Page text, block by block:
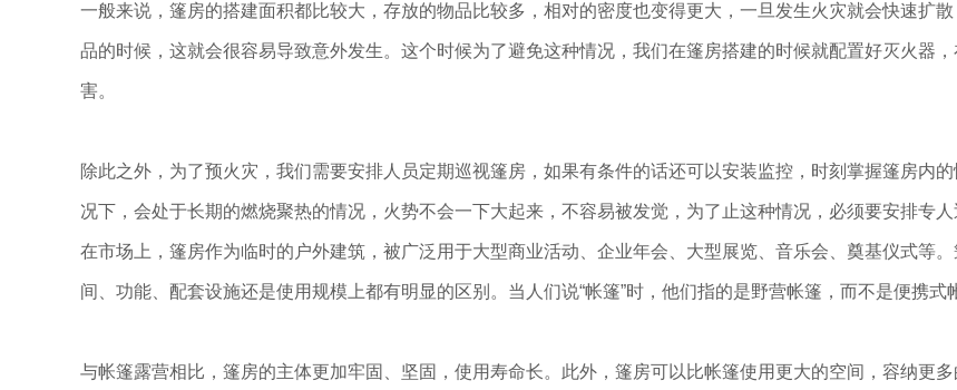
一般来说，篷房的搭建面积都比较大，存放的物品比较多，相对的密度也变得更大，一旦发生火灾就会快速扩
品的时候，这就会很容易导致意外发生。这个时候为了避免这种情况，我们在篷房搭建的时候就配置好灭火器
害。
除此之外，为了预火灾，我们需要安排人员定期巡视篷房，如果有条件的话还可以安装监控，时刻掌握篷房内
况下，会处于长期的燃烧聚热的情况，火势不会一下大起来，不容易被发觉，为了止这种情况，必须要安排专人
在市场上，篷房作为临时的户外建筑，被广泛用于大型商业活动、企业年会、大型展览、音乐会、奠基仪式等
间、功能、配套设施还是使用规模上都有明显的区别。当人们说“帐篷”时，他们指的是野营帐篷，而不是便携式
与帐篷露营相比，篷房的主体更加牢固、坚固，使用寿命长。此外，篷房可以比帐篷使用更大的空间，容纳更